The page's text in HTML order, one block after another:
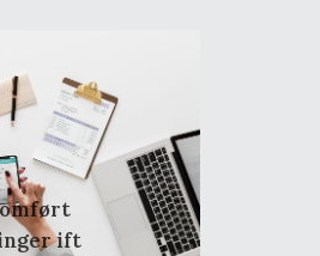
2024
ift